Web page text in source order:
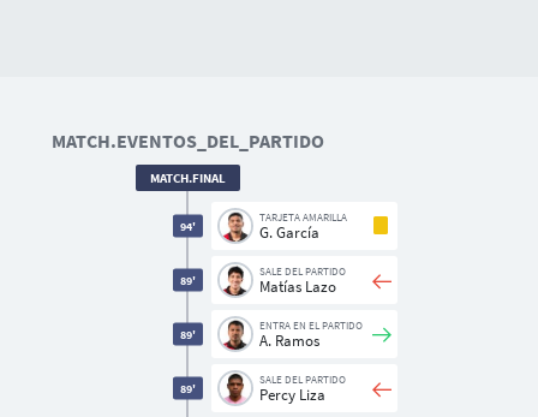
MATCH.EVENTOS_DEL_PARTIDO
89'
SALE DEL PARTIDO
Percy Liza
89'
ENTRA EN EL PARTIDO
A. Ramos
89'
SALE DEL PARTIDO
Matías Lazo
94'
TARJETA AMARILLA
G. García
MATCH.FINAL